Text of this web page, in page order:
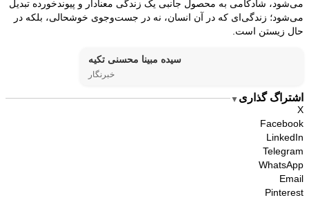
می‌شود، شادکامی به محصول جانبی یک زندگی معنادار و پیوندخورده تبدیل
می‌شود؛ زندگی‌ای که در آن انسان، نه در جست‌وجوی خوشحالی، بلکه در
حال زیستن است.
سیده مبینا محسنی تکیه
خبرنگار
اشتراگ گذاری ▼
X
Facebook
LinkedIn
Telegram
WhatsApp
Email
Pinterest